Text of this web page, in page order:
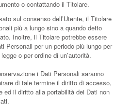
o contattando il Titolare.
sul consenso dell’Utente, il Titolare
più a lungo sino a quando detto
Inoltre, il Titolare potrebbe essere
Personali per un periodo più lungo per
o per ordine di un’autorità.
i Dati Personali saranno
di tale termine il diritto di accesso,
ed il diritto alla portabilità dei Dati non